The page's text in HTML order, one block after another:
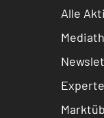
Alle